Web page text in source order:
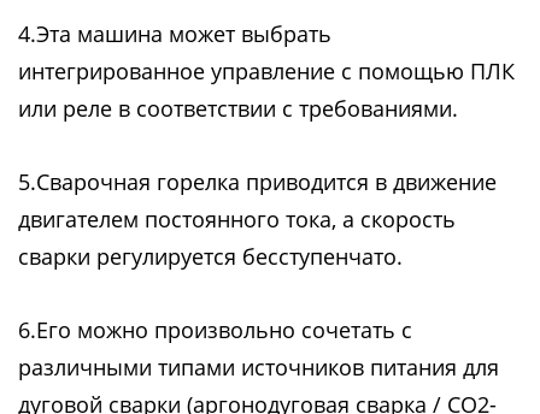
4.Эта машина может выбрать
интегрированное управление с помощью ПЛК
или реле в соответствии с требованиями.
5.Сварочная горелка приводится в движение
двигателем постоянного тока, а скорость
сварки регулируется бесступенчато.
6.Его можно произвольно сочетать с
различными типами источников питания для
дуговой сварки (аргонодуговая сварка / CO2-